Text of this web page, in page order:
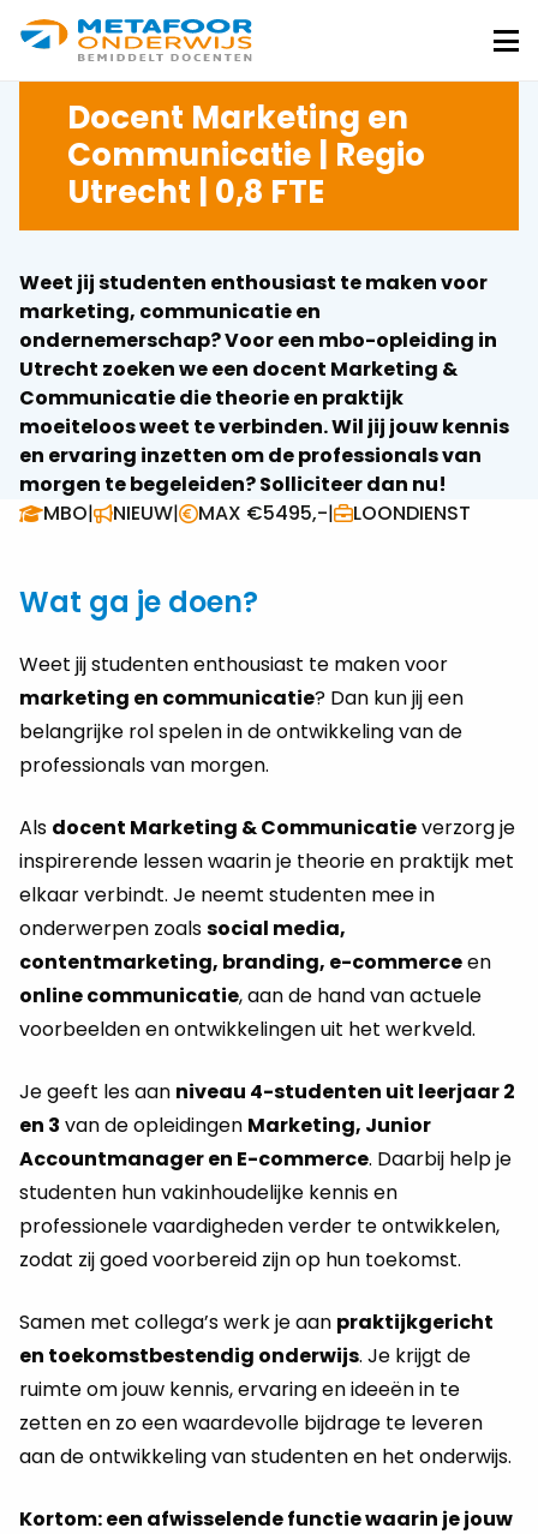
Metafoor
Onderwijs
Docent Marketing en
Communicatie | Regio
Utrecht | 0,8 FTE
Weet jij studenten enthousiast te maken voor
marketing, communicatie en
ondernemerschap? Voor een mbo-opleiding in
Utrecht zoeken we een docent Marketing &
Communicatie die theorie en praktijk
moeiteloos weet te verbinden. Wil jij jouw kennis
en ervaring inzetten om de professionals van
morgen te begeleiden? Solliciteer dan nu!
MBO| NIEUW| MAX €5495,-| LOONDIENST
Wat ga je doen?
Weet jij studenten enthousiast te maken voor
marketing en communicatie? Dan kun jij een
belangrijke rol spelen in de ontwikkeling van de
professionals van morgen.
Als docent Marketing & Communicatieverzorg je
inspirerende lessen waarin je theorie en praktijk met
elkaar verbindt. Je neemt studenten mee in
onderwerpen zoalssocial media,
contentmarketing, branding, e-commerceen
online communicatie, aan de hand van actuele
voorbeelden en ontwikkelingen uit het werkveld.
Je geeft les aan niveau 4-studenten uit leerjaar 2
en 3 van de opleidingen Marketing, Junior
Accountmanager en E-commerce. Daarbij help je
studenten hun vakinhoudelijke kennis en
professionele vaardigheden verder te ontwikkelen,
zodat zij goed voorbereid zijn op hun toekomst.
Samen met collega’s werk je aan praktijkgericht
en toekomstbestendig onderwijs. Je krijgt de
ruimte om jouw kennis, ervaring en ideeën in te
zetten en zo een waardevolle bijdrage te leveren
aan de ontwikkeling van studenten en het onderwijs.
Kortom: een afwisselende functie waarin je jouw